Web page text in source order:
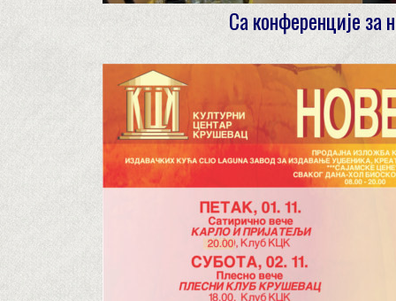
Са конференције за